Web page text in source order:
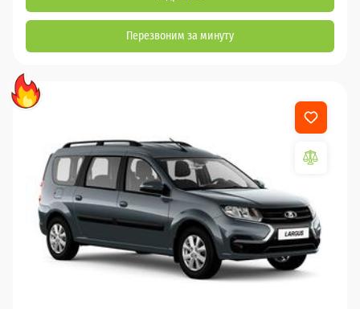
Перезвоним за минуту